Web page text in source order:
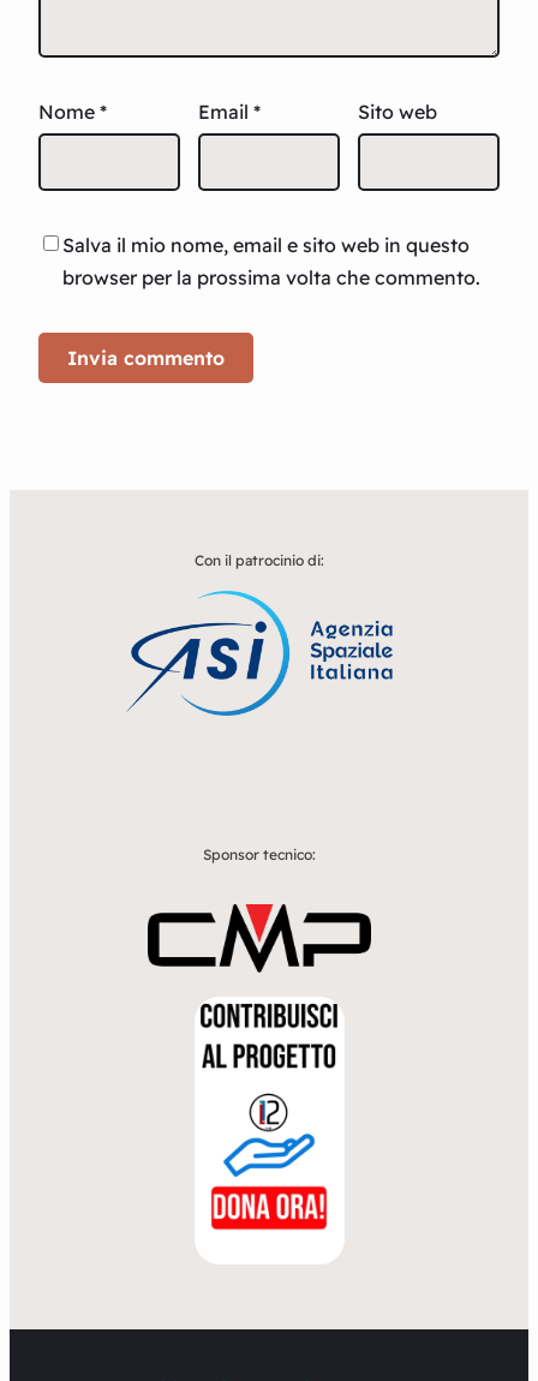
Nome * Email * Sito web
Salva il mio nome, email e sito web in questo
browser per la prossima volta che commento.
Con il patrocinio di:
Sponsor tecnico: